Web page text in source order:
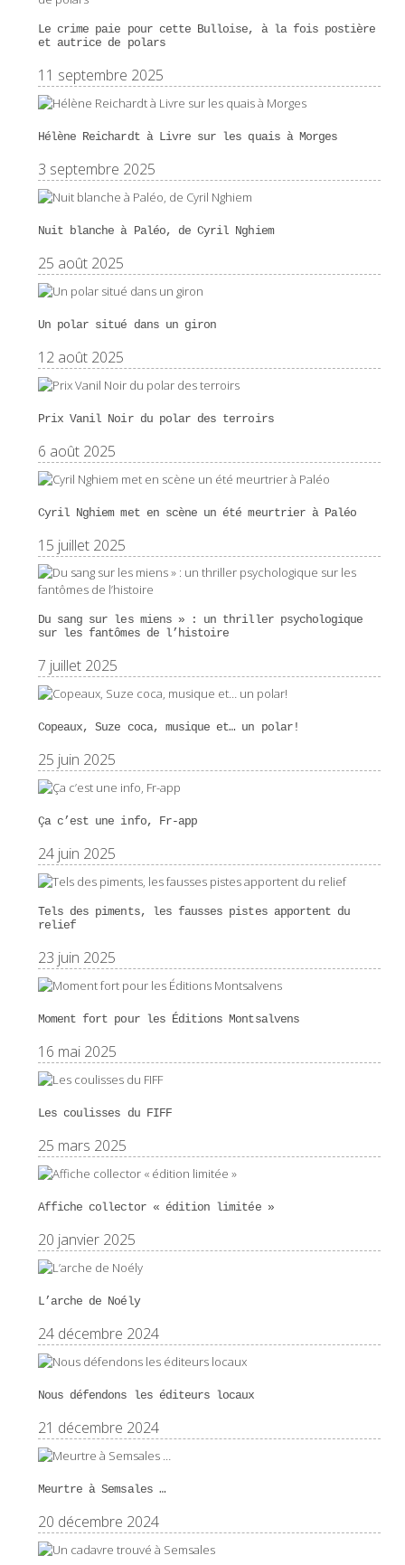
Le crime paie pour cette Bulloise, à la fois postière
et autrice de polars
11 septembre 2025
Hélène Reichardt à Livre sur les quais à Morges
3 septembre 2025
Nuit blanche à Paléo, de Cyril Nghiem
25 août 2025
Un polar situé dans un giron
12 août 2025
Prix Vanil Noir du polar des terroirs
6 août 2025
Cyril Nghiem met en scène un été meurtrier à Paléo
15 juillet 2025
Du sang sur les miens » : un thriller psychologique
sur les fantômes de l’histoire
7 juillet 2025
Copeaux, Suze coca, musique et… un polar!
25 juin 2025
Ça c’est une info, Fr-app
24 juin 2025
Tels des piments, les fausses pistes apportent du
relief
23 juin 2025
Moment fort pour les Éditions Montsalvens
16 mai 2025
Les coulisses du FIFF
25 mars 2025
Affiche collector « édition limitée »
20 janvier 2025
L’arche de Noély
24 décembre 2024
Nous défendons les éditeurs locaux
21 décembre 2024
Meurtre à Semsales …
20 décembre 2024